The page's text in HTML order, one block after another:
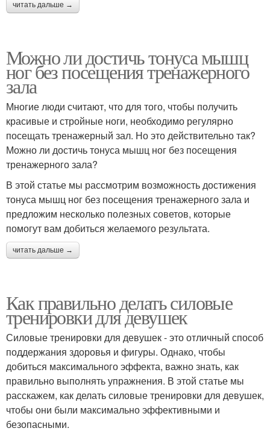
читать дальше →
Можно ли достичь тонуса мышц
ног без посещения тренажерного
зала
Многие люди считают, что для того, чтобы получить
красивые и стройные ноги, необходимо регулярно
посещать тренажерный зал. Но это действительно так?
Можно ли достичь тонуса мышц ног без посещения
тренажерного зала?
В этой статье мы рассмотрим возможность достижения
тонуса мышц ног без посещения тренажерного зала и
предложим несколько полезных советов, которые
помогут вам добиться желаемого результата.
читать дальше →
Как правильно делать силовые
тренировки для девушек
Силовые тренировки для девушек - это отличный способ
поддержания здоровья и фигуры. Однако, чтобы
добиться максимального эффекта, важно знать, как
правильно выполнять упражнения. В этой статье мы
расскажем, как делать силовые тренировки для девушек,
чтобы они были максимально эффективными и
безопасными.